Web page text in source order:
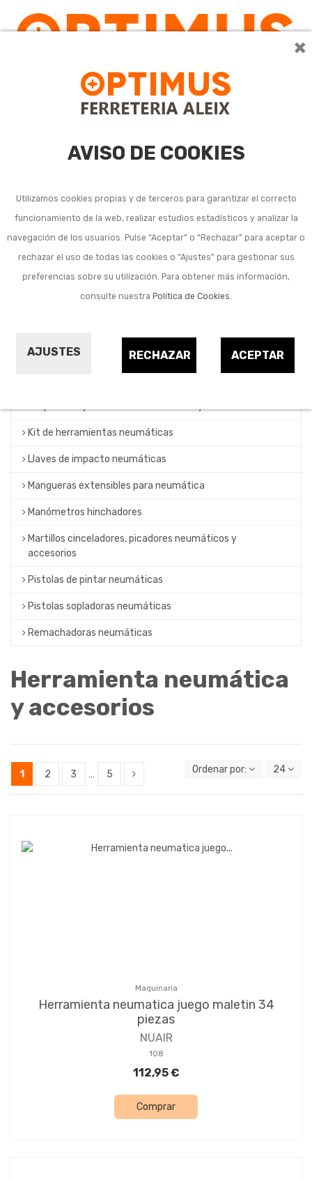
×
AVISO DE COOKIES
Utilizamos cookies propias y de terceros para garantizar el correcto
funcionamiento de la web, realizar estudios estadísticos y analizar la
navegación de los usuarios. Pulse “Aceptar” o “Rechazar” para aceptar o
rechazar el uso de todas las cookies o “Ajustes” para gestionar sus
preferencias sobre su utilización. Para obtener más información,
consulte nuestra Política de Cookies.
AJUSTES ACEPTAR
RECHAZAR
Listado de subcategorías en Herramienta neumática y
Amoladoras neumáticas
Enchufes rápidos para neumática
Kit de herramientas neumáticas
Llaves de impacto neumáticas
Mangueras extensibles para neumática
Manómetros hinchadores
Martillos cinceladores, picadores neumáticos y
accesorios
Pistolas de pintar neumáticas
Pistolas sopladoras neumáticas
Remachadoras neumáticas
Herramienta neumática
y accesorios
1 2 3 … 5 Ordenar por: 24
Maquinaria
Herramienta neumatica juego maletin 34
piezas
NUAIR
108
112,95 €
Comprar